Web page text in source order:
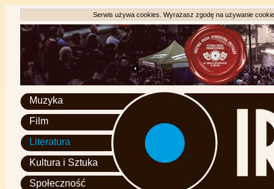
Serwis używa cookies. Wyrażasz zgodę na używanie
Muzyka
Film
Literatura
Kultura i Sztuka
Społeczność